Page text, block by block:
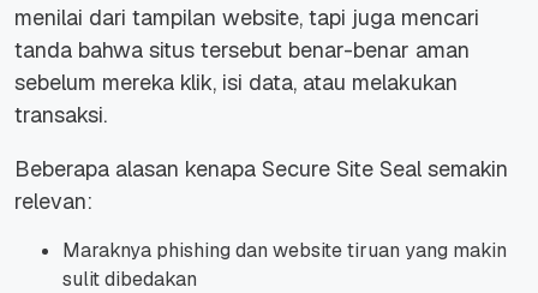
menilai dari tampilan website, tapi juga mencari
tanda bahwa situs tersebut benar-benar aman
sebelum mereka klik, isi data, atau melakukan
transaksi.
Beberapa alasan kenapa Secure Site Seal semakin
relevan:
Maraknya phishing dan website tiruan yang makin
sulit dibedakan